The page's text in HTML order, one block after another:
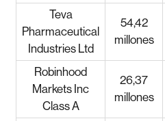
Teva
Pharmaceutical
Industries Ltd
54,42
millones
Robinhood
Markets Inc
Class A
26,37
millones